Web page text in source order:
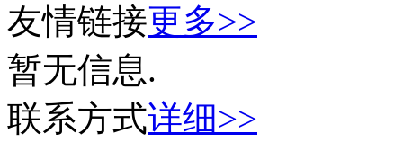
友情链接更多>>
暂无信息.
联系方式详细>>